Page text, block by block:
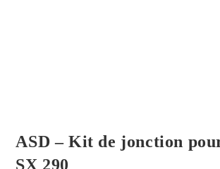
ASD – Kit de jonction
SX 290